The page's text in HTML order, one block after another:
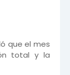
que el mes
total y la